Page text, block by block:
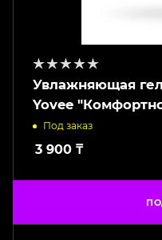
Увлажняющая
Yovee
Под заказ
3 900 ₸